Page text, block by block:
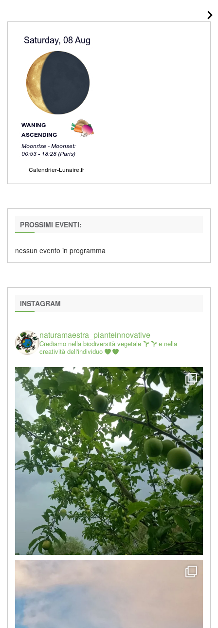
PROSSIMI EVENTI:
nessun evento in programma
INSTAGRAM
naturamaestra_pianteinnovative
Crediamo nella biodiversità vegetale
e nella
creatività dell'individuo